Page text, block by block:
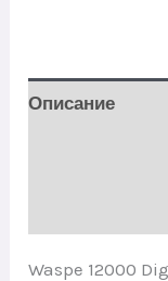
Описание
Waspe 12000